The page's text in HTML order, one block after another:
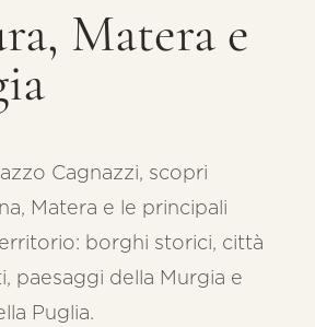
Matera e
Cagnazzi, scopri
Matera e le principali
borghi storici, città
paesaggi della Murgia e
Puglia.